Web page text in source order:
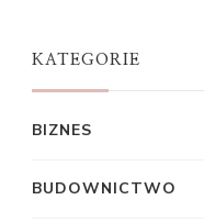
KATEGORIE
BIZNES
BUDOWNICTWO